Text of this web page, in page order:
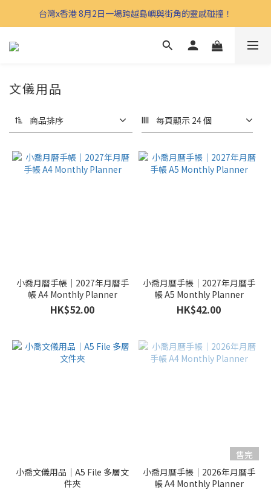
台灣x香港 8月2日一場跨越島嶼與街角的靈感碰撞！
文儀用品
商品排序 每頁顯示 24 個
小喬月曆手帳｜2027年月曆手
帳 A4 Monthly Planner
HK$52.00
小喬月曆手帳｜2027年月曆手
帳 A5 Monthly Planner
HK$42.00
小喬文儀用品｜A5 File 多層文
件夾
售完
小喬月曆手帳｜2026年月曆手
帳 A4 Monthly Planner